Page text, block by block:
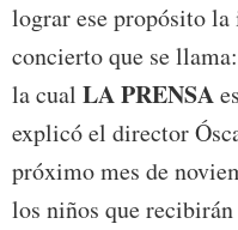
lograr ese propósito
concierto que se
la cual LA PRENSA
explicó el director
próximo mes de
los niños que recibirán